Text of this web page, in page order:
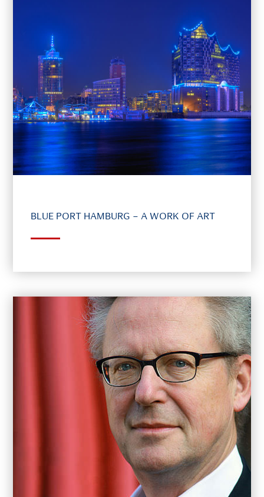
BLUE PORT HAMBURG – A WORK OF ART